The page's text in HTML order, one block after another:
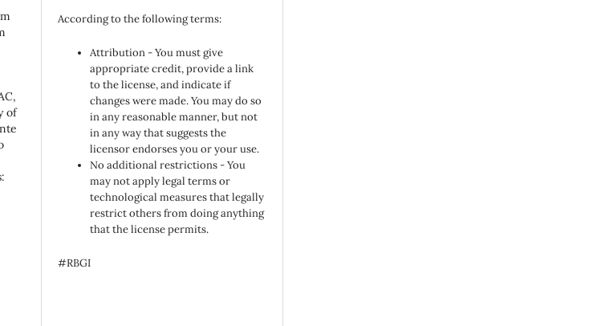
of
According to the following terms:
Attribution - You must give
appropriate credit, provide a link
to the license, and indicate if
changes were made. You may do so
in any reasonable manner, but not
in any way that suggests the
licensor endorses you or your use.
No additional restrictions - You
may not apply legal terms or
technological measures that legally
restrict others from doing anything
that the license permits.
#RBGI